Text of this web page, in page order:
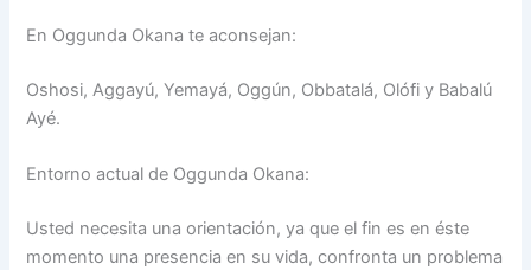
En Oggunda Okana te aconsejan:
Oshosi, Aggayú, Yemayá, Oggún, Obbatalá, Olófi y Babalú
Ayé.
Entorno actual de Oggunda Okana:
Usted necesita una orientación, ya que el fin es en éste
momento una presencia en su vida, confronta un problema